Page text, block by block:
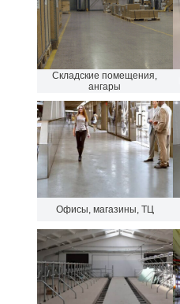
Складские помещения,
ангары
Офисы, магазины, ТЦ